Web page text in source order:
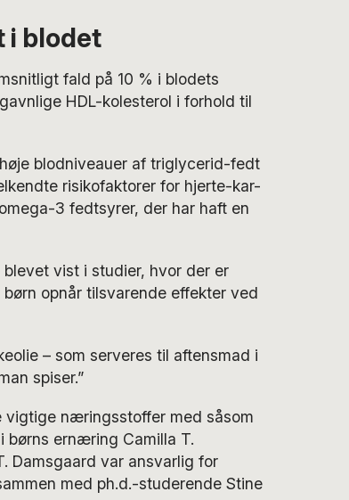
i blodet
fald på 10 % i blodets
HDL-kolesterol i forhold til
blodniveauer af triglycerid-fedt
risikofaktorer for hjerte-kar-
3 fedtsyrer, der har haft en
vist i studier, hvor der er
opnår tilsvarende effekter ved
– som serveres til aftensmad i
spiser.”
vigtige næringsstoffer med såsom
børns ernæring Camilla T.
Damsgaard var ansvarlig for
med ph.d.-studerende Stine